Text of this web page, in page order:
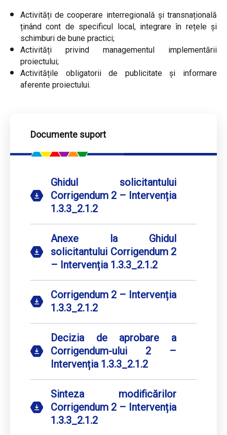
Activități de cooperare interregională și transnațională
ținând cont de specificul local, integrare în rețele și
schimburi de bune practici;
Activități privind managementul implementării
proiectului;
Activitățile obligatorii de publicitate și informare
aferente proiectului.
Documente suport
Ghidul solicitantului
Corrigendum 2 – Intervenția
1.3.3_2.1.2
Anexe la Ghidul
solicitantului Corrigendum 2
– Intervenția 1.3.3_2.1.2
Corrigendum 2 – Intervenția
1.3.3_2.1.2
Decizia de aprobare a
Corrigendum-ului 2 –
Intervenția 1.3.3_2.1.2
Sinteza modificărilor
Corrigendum 2 – Intervenția
1.3.3_2.1.2